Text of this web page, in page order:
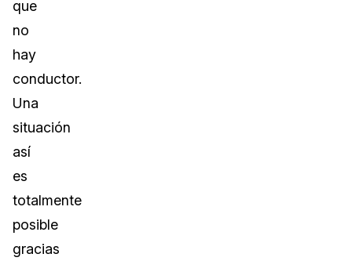
que
no
hay
conductor.
Una
situación
así
es
totalmente
posible
gracias